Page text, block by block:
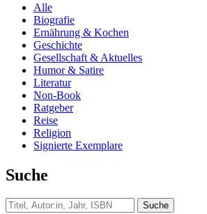
Alle
Biografie
Ernährung & Kochen
Geschichte
Gesellschaft & Aktuelles
Humor & Satire
Literatur
Non-Book
Ratgeber
Reise
Religion
Signierte Exemplare
Suche